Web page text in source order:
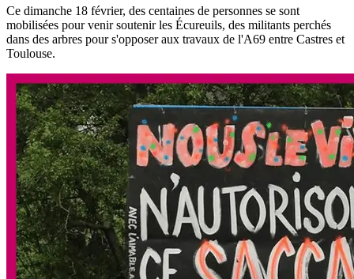
Ce dimanche 18 février, des centaines de personnes se sont
mobilisées pour venir soutenir les Écureuils, des militants perchés
dans des arbres pour s'opposer aux travaux de l'A69 entre Castres et
Toulouse.